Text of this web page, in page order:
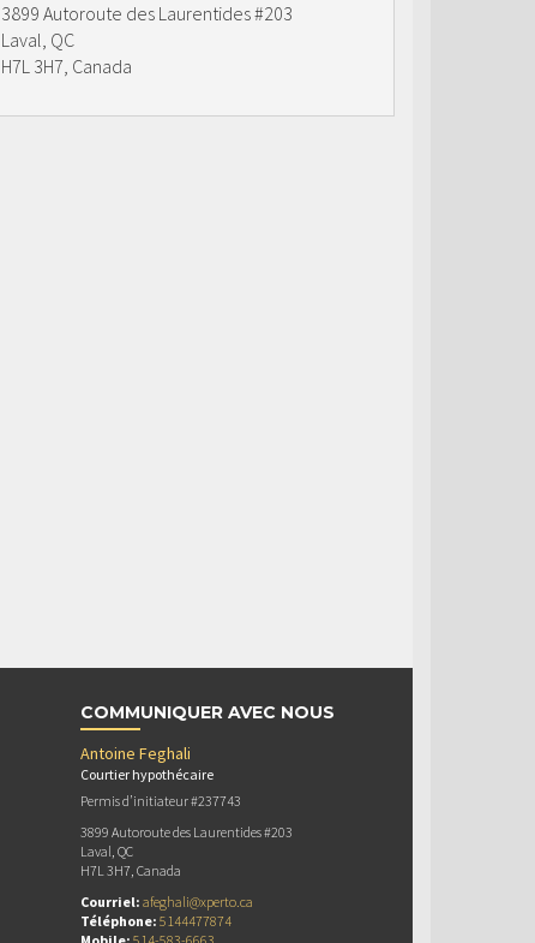
3899 Autoroute des Laurentides #203
Laval, QC
H7L 3H7, Canada
COMMUNIQUER AVEC NOUS
Antoine Feghali
Courtier hypothécaire
Permis d’initiateur #237743
3899 Autoroute des Laurentides #203
Laval, QC
H7L 3H7, Canada
Courriel: afeghali@xperto.ca
Téléphone: 5144477874